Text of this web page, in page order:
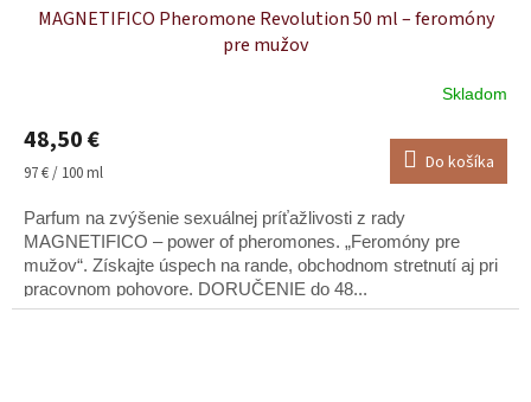
MAGNETIFICO Pheromone Revolution 50 ml – feromóny
pre mužov
Skladom
48,50 €
Jednotková
97 € / 100 ml Do košíka
Parfum na zvýšenie sexuálnej príťažlivosti z rady
MAGNETIFICO – power of pheromones. „Feromóny pre
mužov“. Získajte úspech na rande, obchodnom stretnutí aj pri
pracovnom pohovore. DORUČENIE do 48...